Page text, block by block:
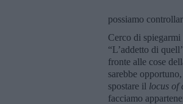
possiamo
Cerco di
“L’addetto di
fronte alle cose
sarebbe
spostare il locus of
facciamo